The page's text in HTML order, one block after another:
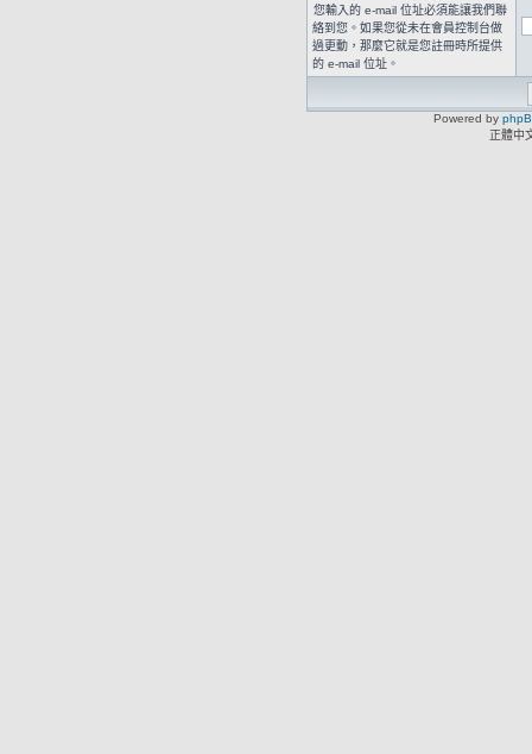
您輸入的 e-mail 位址必須能讓我們聯
絡到您。如果您從未在會員控制台做
過更動，那麼它就是您註冊時所提供
的 e-mail 位址。
Powered by
正體中